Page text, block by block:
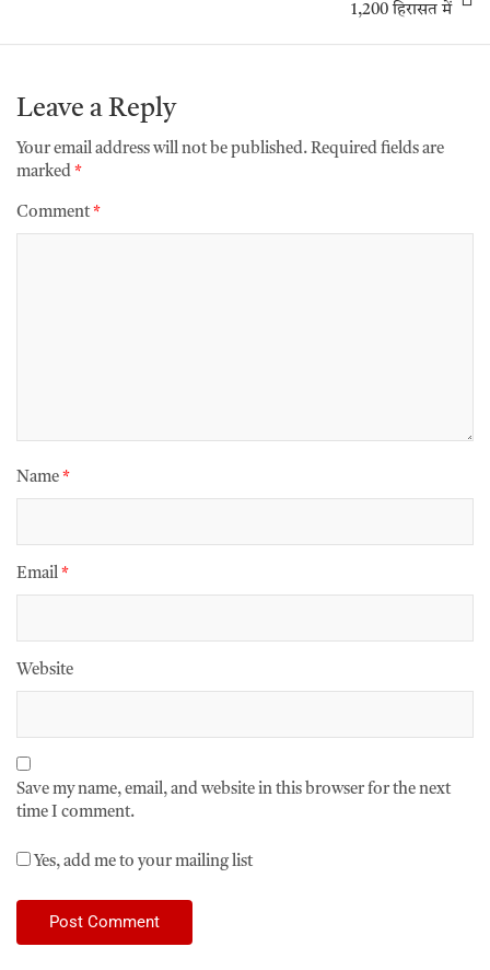
1,200 हिरासत में
Leave a Reply
Your email address will not be published. Required fields are
marked *
Comment *
Name *
Email *
Website
Save my name, email, and website in this browser for the next
time I comment.
Yes, add me to your mailing list